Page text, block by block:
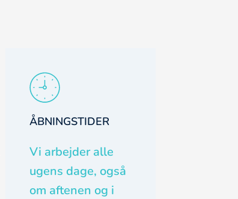
ÅBNINGSTIDER
Vi arbejder alle
ugens dage, også
om aftenen og i